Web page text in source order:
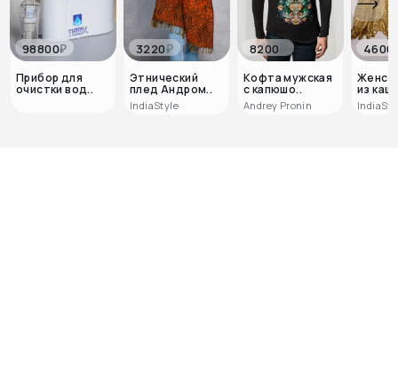
98800₽
Прибор для
очистки вод..
3220₽
Этнический
плед Андром..
IndiaStyle
8200
Кофта мужская
с капюшо..
Andrey Pronin
4600
из